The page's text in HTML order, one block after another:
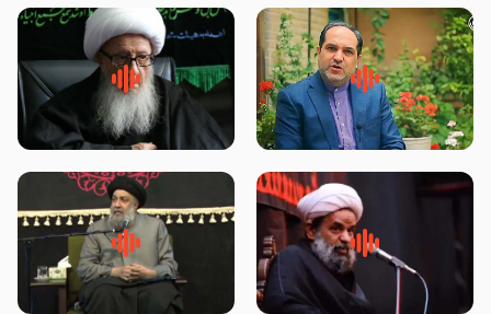
پیامبر صلی الله علیه وآله و سلم
فرمودند وای بر بچه های آخر
زوّار اربعین امام حسین (علیه
السلام) با این اشتیاق به زیارت
روضه جانسوز پاره های جگر امام
حسن مجتبی علیه السلام-حجت
لقب حضرت رقیه سلام الله علیها به
چه معناست – حجت الاسلام علوی